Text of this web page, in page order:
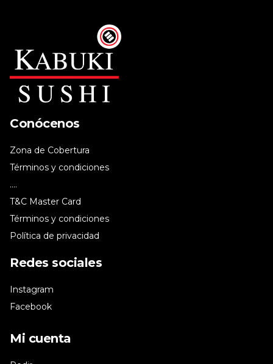
Conócenos
Zona de Cobertura
Términos y condiciones
....
T&C Master Card
Términos y condiciones
Política de privacidad
Redes sociales
Instagram
Facebook
Mi cuenta